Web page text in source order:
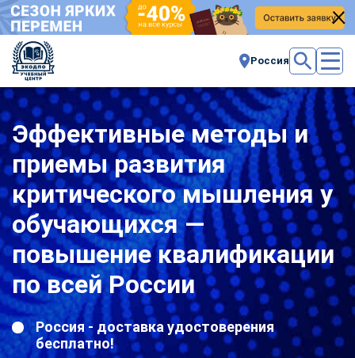
Россия
Эффективные методы и
приемы развития
критического мышления у
обучающихся —
повышение квалификации
по всей России
Россия - доставка удостоверения
бесплатно!